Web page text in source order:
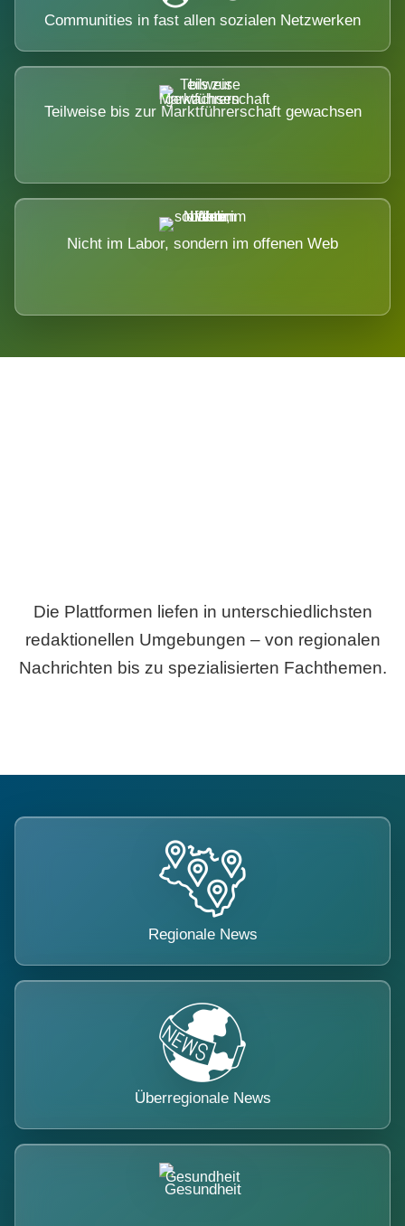
Communities in fast allen sozialen Netzwerken
Teilweise bis zur Marktführerschaft gewachsen
Nicht im Labor, sondern im offenen Web
Die Plattformen liefen in unterschiedlichsten
redaktionellen Umgebungen – von regionalen
Nachrichten bis zu spezialisierten Fachthemen.
Regionale News
Überregionale News
Gesundheit